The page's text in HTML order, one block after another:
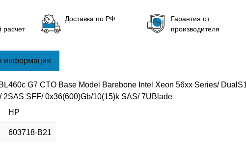
расчет
Доставка по РФ
Гарантия от
производителя
информация
G7 CTO Base Model Barebone Intel Xeon 56xx Series/
2SAS SFF/ 0x36(600)Gb/10(15)k SAS/ 7UBlade
HP
603718-B21